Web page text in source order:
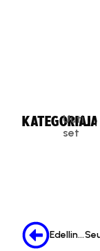
KATEGORIA:
Uuti
set
Edellinen